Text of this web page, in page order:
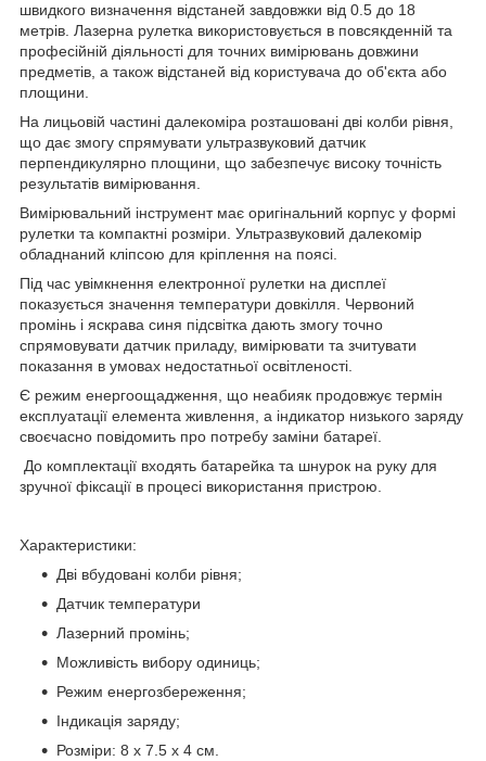
швидкого визначення відстаней завдовжки від 0.5 до 18
метрів. Лазерна рулетка використовується в повсякденній та
професійній діяльності для точних вимірювань довжини
предметів, а також відстаней від користувача до об'єкта або
площини.
На лицьовій частині далекоміра розташовані дві колби рівня,
що дає змогу спрямувати ультразвуковий датчик
перпендикулярно площини, що забезпечує високу точність
результатів вимірювання.
Вимірювальний інструмент має оригінальний корпус у формі
рулетки та компактні розміри. Ультразвуковий далекомір
обладнаний кліпсою для кріплення на поясі.
Під час увімкнення електронної рулетки на дисплеї
показується значення температури довкілля. Червоний
промінь і яскрава синя підсвітка дають змогу точно
спрямовувати датчик приладу, вимірювати та зчитувати
показання в умовах недостатньої освітленості.
Є режим енергоощадження, що неабияк продовжує термін
експлуатації елемента живлення, а індикатор низького заряду
своєчасно повідомить про потребу заміни батареї.
До комплектації входять батарейка та шнурок на руку для
зручної фіксації в процесі використання пристрою.
Характеристики:
Дві вбудовані колби рівня;
Датчик температури
Лазерний промінь;
Можливість вибору одиниць;
Режим енергозбереження;
Індикація заряду;
Розміри: 8 х 7.5 х 4 см.